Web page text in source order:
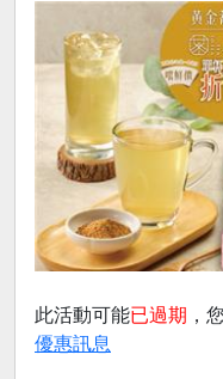
此活動可能已過期 ，
優惠訊息